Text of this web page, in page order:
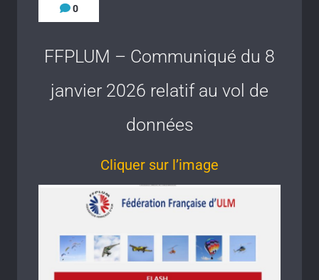
0
FFPLUM – Communiqué du 8
janvier 2026 relatif au vol de
données
Cliquer sur l’image